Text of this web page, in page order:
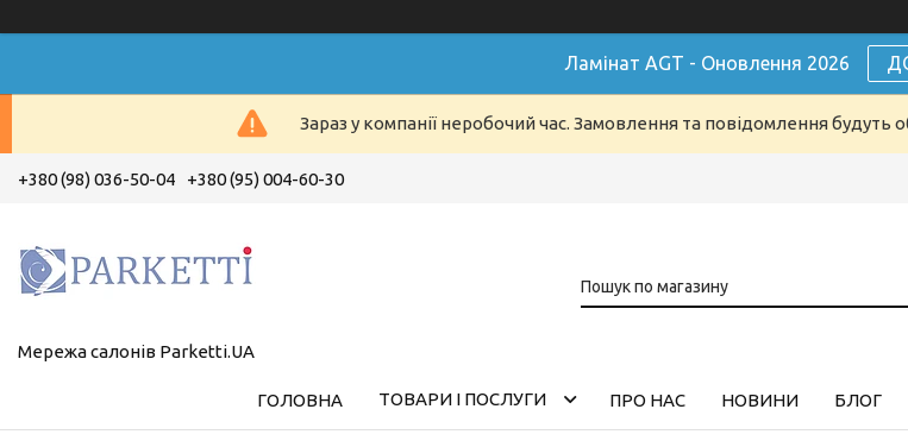
Ламінат AGT - Оновлення 2026
Зараз у компанії неробочий час. Замовлення та повідомлення будуть
+380 (98) 036-50-04 +380 (95) 004-60-30
Мережа салонів Parketti.UA
ГОЛОВНА ТОВАРИ І ПОСЛУГИ ПРО НАС НОВИНИ БЛОГ